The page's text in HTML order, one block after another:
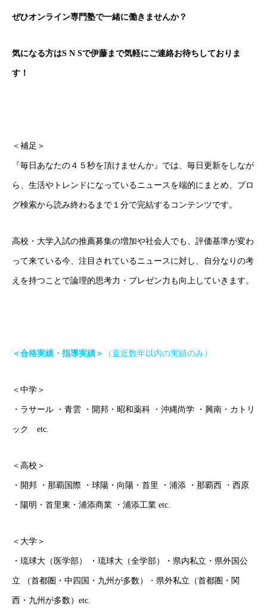
ぜひオンライン専門塾で一緒に働きませんか？
気になる方はS N Sで伊藤まで気軽にご連絡お待ちしておりま
す！
＜補足＞
『毎日あなたの４５秒を頂けませんか』では、毎日更新をしなが
ら、生活やトレンドになっているニュースを端的にまとめ、ブロ
グ検索から読み終わるまで１分で完結するコンテンツです。
高校・大学入試の推薦募集の増加や社会人でも、評価基準が変わ
って来ている今、注目されているニュースに対し、自分なりの考
えを持つことで論理的思考力・プレゼン力も向上していきます。
＜合格実績・指導実績＞ （直近数年以内の実績のみ）
＜中学＞
・ラサール ・青雲 ・開邦・昭和薬科 ・沖縄尚学 ・興南・カトリ
ック etc.
＜高校＞
・開邦 ・那覇国際 ・球陽・向陽・首里 ・浦添 ・那覇西 ・西原
・陽明・首里東・浦添商業 ・浦添工業 etc.
＜大学＞
・琉球大（医学部） ・琉球大（全学部）・県内私立・県外国公
立 （首都圏・中四国・九州が多数）・県外私立（首都圏・関
西・九州が多数）etc.